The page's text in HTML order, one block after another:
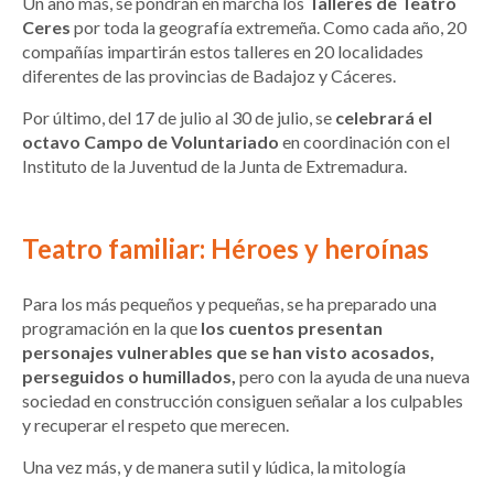
Ceres por toda la geografía extremeña. Como cada año, 20
compañías impartirán estos talleres en 20 localidades
diferentes de las provincias de Badajoz y Cáceres.
Por último, del 17 de julio al 30 de julio, se celebrará el
octavo Campo de Voluntariado en coordinación con el
Instituto de la Juventud de la Junta de Extremadura.
Teatro familiar: Héroes y heroínas
Para los más pequeños y pequeñas, se ha preparado una
programación en la que los cuentos presentan
personajes vulnerables que se han visto acosados,
perseguidos o humillados, pero con la ayuda de una nueva
sociedad en construcción consiguen señalar a los culpables
y recuperar el respeto que merecen.
Una vez más, y de manera sutil y lúdica, la mitología